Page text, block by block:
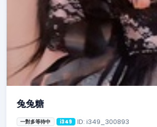
兔兔糖
一對多等待中 i349 ID: i349_300893